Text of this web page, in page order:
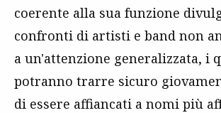
coerente alla sua funzione
confronti di artisti e band non
a un'attenzione generalizzata, i
potranno trarre sicuro
di essere affiancati a nomi più